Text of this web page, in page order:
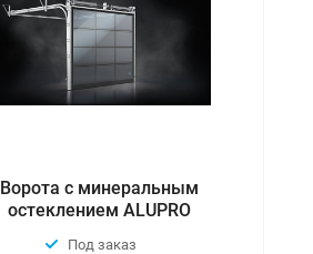
Ворота с минеральным
остеклением ALUPRO
Под заказ